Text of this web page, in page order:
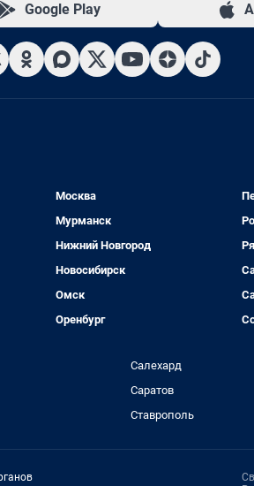
Google Play
Москва
Мурманск
Нижний Новгород
Новосибирск
Омск
Оренбург
Салехард
Саратов
Ставрополь